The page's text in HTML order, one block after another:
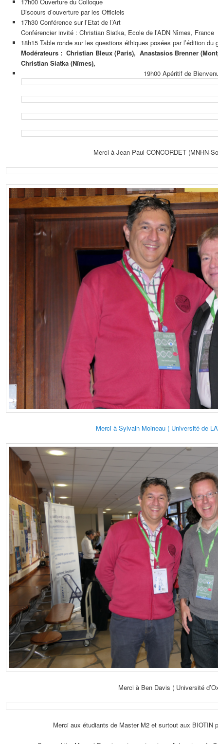
17h00 Ouverture du Colloque
Discours d’ouverture par les Officiels
17h30 Conférence sur l’Etat de l’Art
Conférencier invité : Christian Siatka, Ecole de l’ADN Nîmes, France
18h15 Table ronde sur les questions éthiques posées par l’édition du
Modérateurs : Christian Bleux (Paris), Anastasios Brenner
Christian Siatka (Nîmes),
19h00 Apéritif de
Merci à Jean Paul CONCORDET (MNHN-
Merci à Sylvain Moineau ( Université de
Merci à Ben Davis ( Université
Merci aux étudiants de Master M2 et surtout aux BIOTIN